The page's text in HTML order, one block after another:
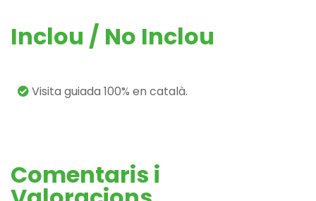
Inclou / No Inclou
Visita guiada 100% en català.
Comentaris i